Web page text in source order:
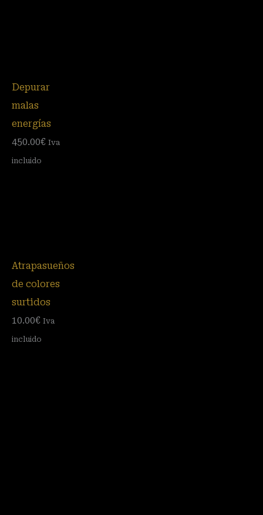
Depurar
malas
energías
450.00€ Iva
incluido
Atrapasueños
de colores
surtidos
10.00€ Iva
incluido